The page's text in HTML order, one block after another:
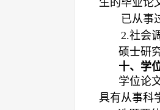
生的毕业论
已从事
2.社会
硕士研
十、学
学位论
具有从事科